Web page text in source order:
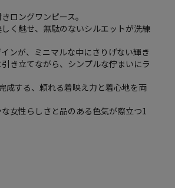
ロングワンピース。
く魅せ、無駄のないシルエットが洗練
ンが、ミニマルな中にさりげない輝き
き立てながら、シンプルな佇まいにラ
成する、頼れる着映え力と着心地を両
女性らしさと品のある色気が際立つ1